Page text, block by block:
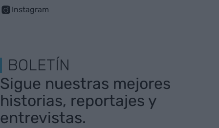
Instagram
BOLETÍN
Sigue nuestras mejores
historias, reportajes y
entrevistas.